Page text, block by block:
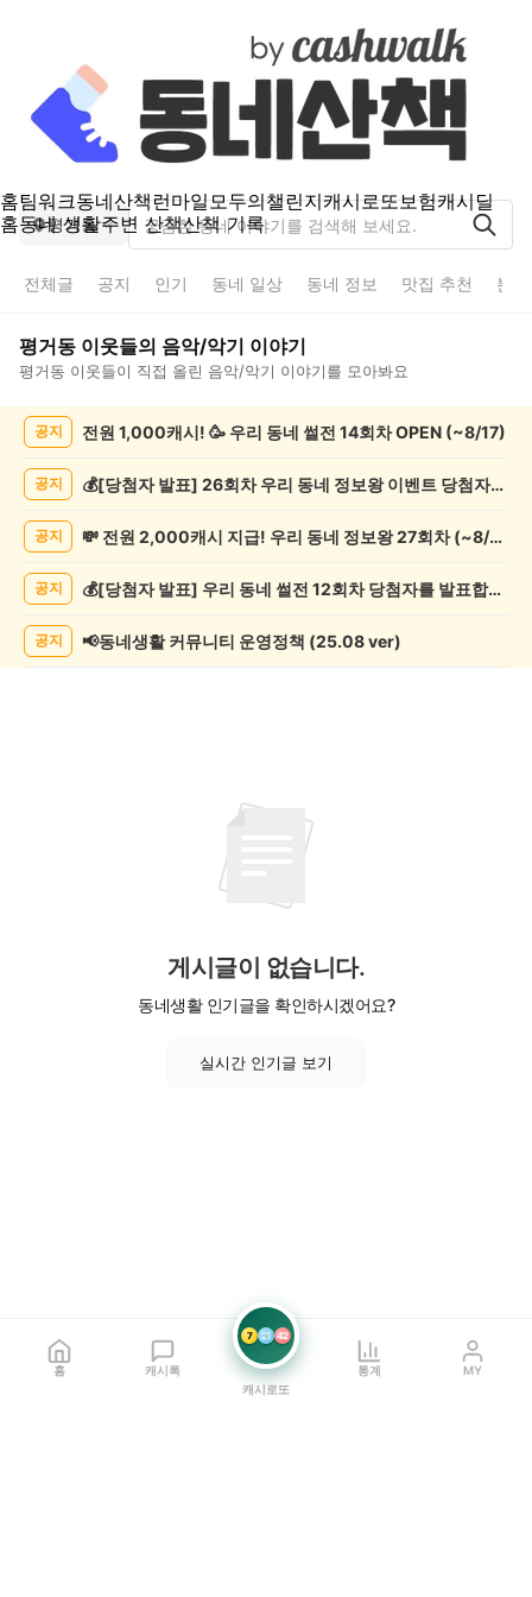
홈팀워크동네산책런마일모두의챌린지캐시로또보험캐시딜
홈동네 생활주변 산책산책 기록
평거동
전체글 공지 인기 동네 일상 동네 정보 맛집 추천 분
평거동 이웃들의 음악/악기 이야기
평거동 이웃들이 직접 올린 음악/악기 이야기를 모아봐요
록
공지 전원 1,000캐시! 🥳 우리 동네 썰전 14회차 OPEN (~8/17)
공지 💰[당첨자 발표] 26회차 우리 동네 정보왕 이벤트 당첨자를 발표합니다!
공지 💸 전원 2,000캐시 지급! 우리 동네 정보왕 27회차 (~8/10)
공지 💰[당첨자 발표] 우리 동네 썰전 12회차 당첨자를 발표합니다!
공지 📢동네생활 커뮤니티 운영정책 (25.08 ver)
게시글이 없습니다.
동네생활 인기글을 확인하시겠어요?
실시간 인기글 보기
홈 캐시톡
7 21 42
캐시로또
통계 MY